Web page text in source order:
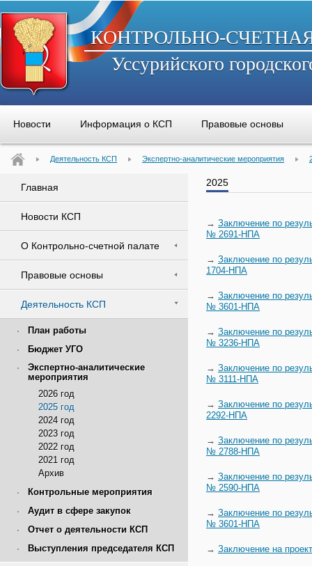
КОНТРОЛЬНО-
Уссурийского
Новости Информация о КСП Правовые основы
Деятельность КСП Экспертно-аналитические мероприятия
Главная
Новости КСП
О Контрольно-счетной палате
Правовые основы
Деятельность КСП
План работы
Бюджет УГО
Экспертно-аналитические
мероприятия
2026 год
2025 год
2024 год
2023 год
2022 год
2021 год
Архив
Контрольные мероприятия
Аудит в сфере закупок
Отчет о деятельности КСП
Выступления председателя КСП
2025
→ Заключение по
№ 2691-НПА
→ Заключение по
1704-НПА
→ Заключение по
№ 3601-НПА
→ Заключение по
№ 3236-НПА
→ Заключение по
№ 3111-НПА
→ Заключение по
2292-НПА
→ Заключение по
№ 2788-НПА
→ Заключение по
№ 2590-НПА
→ Заключение по
№ 3601-НПА
→ Заключение на